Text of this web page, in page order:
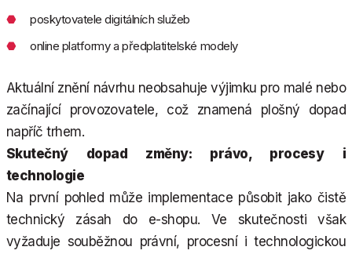
poskytovatele digitálních služeb
online platformy a předplatitelské modely
Aktuální znění návrhu neobsahuje výjimku pro malé nebo
začínající provozovatele, což znamená plošný dopad
napříč trhem.
Skutečný dopad změny: právo, procesy i
technologie
Na první pohled může implementace působit jako čistě
technický zásah do e-shopu. Ve skutečnosti však
vyžaduje souběžnou právní, procesní i technologickou